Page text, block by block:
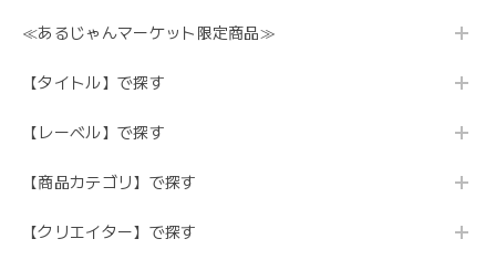
≪あるじゃんマーケット限定商品≫
【タイトル】で探す
【レーベル】で探す
【商品カテゴリ】で探す
【クリエイター】で探す